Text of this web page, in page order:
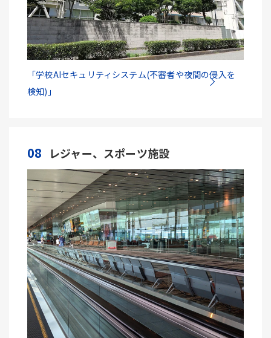
「学校AIセキュリティシステム(不審者や夜間の侵入を
検知)」
08 レジャー、スポーツ施設